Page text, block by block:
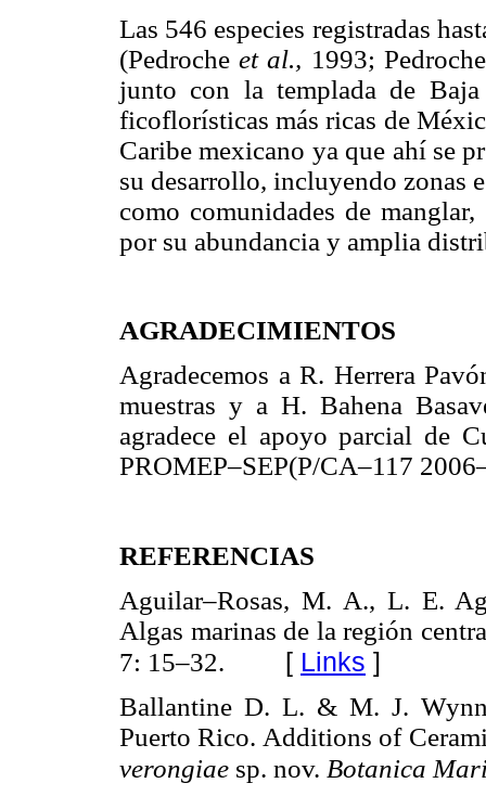
Las 546 especies registradas
(Pedrocheet al., 1993;
junto con la templada de
ficoflorísticas más ricas de
Caribe mexicano ya que ahí se
su desarrollo, incluyendo zonas
como comunidades de
por su abundancia y amplia
AGRADECIMIENTOS
Agradecemos a R. Herrera
muestras y a H. Bahena
agradece el apoyo parcial de
PROMEP–SEP(P/CA–117
REFERENCIAS
Aguilar–Rosas, M. A., L. E.
Algas marinas de la región
7: 15–32. [ Links ]
Ballantine D. L. & M. J.
Puerto Rico. Additions of
verongiae sp. nov. Botanica